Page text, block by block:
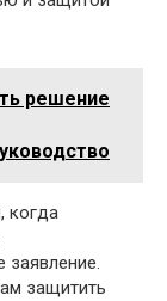
решение
когда
заявление.
защитить